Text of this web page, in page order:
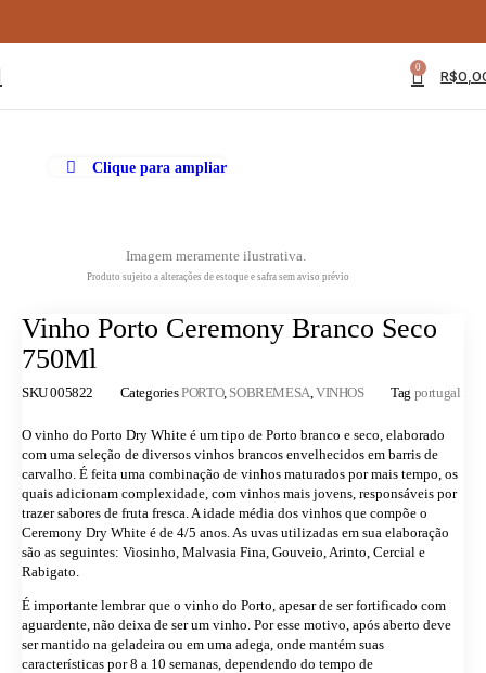
0 R$
Clique para ampliar
Imagem meramente ilustrativa.
Produto sujeito a alterações de estoque e safra sem aviso prévio
Vinho Porto Ceremony Branco Seco
750Ml
SKU005822 CategoriesPORTO, SOBREMESA,VINHOS Tag portugal
O vinho do Porto Dry White é um tipo de Porto branco e seco, elaborado
com uma seleção de diversos vinhos brancos envelhecidos em barris de
carvalho. É feita uma combinação de vinhos maturados por mais tempo, os
quais adicionam complexidade, com vinhos mais jovens, responsáveis por
trazer sabores de fruta fresca. A idade média dos vinhos que compõe o
Ceremony Dry White é de 4/5 anos. As uvas utilizadas em sua elaboração
são as seguintes: Viosinho, Malvasia Fina, Gouveio, Arinto, Cercial e
Rabigato.
É importante lembrar que o vinho do Porto, apesar de ser fortificado com
aguardente, não deixa de ser um vinho. Por esse motivo, após aberto deve
ser mantido na geladeira ou em uma adega, onde mantém suas
características por 8 a 10 semanas, dependendo do tempo de